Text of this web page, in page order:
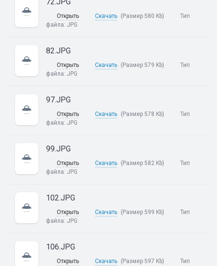
Открыть Скачать (Размер 580 Kb)
Тип
файла: JPG
82.JPG
Открыть Скачать (Размер 579 Kb)
Тип
файла: JPG
97.JPG
Открыть Скачать (Размер 578 Kb)
Тип
файла: JPG
99.JPG
Открыть Скачать (Размер 582 Kb)
Тип
файла: JPG
102.JPG
Открыть Скачать (Размер 599 Kb)
Тип
файла: JPG
106.JPG
Открыть Скачать (Размер 597 Kb)
Тип